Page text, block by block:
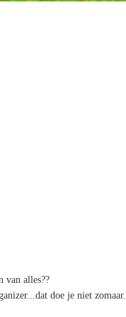
van alles??
doe je niet zomaar.